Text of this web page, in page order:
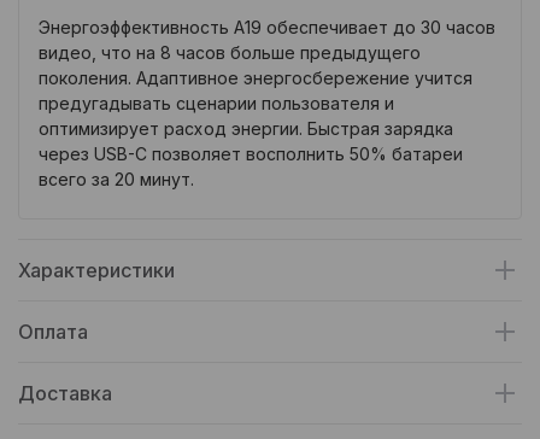
Энергоэффективность A19 обеспечивает до 30 часов
видео, что на 8 часов больше предыдущего
поколения. Адаптивное энергосбережение учится
предугадывать сценарии пользователя и
оптимизирует расход энергии. Быстрая зарядка
через USB-C позволяет восполнить 50% батареи
всего за 20 минут.
Характеристики
Оплата
Доставка